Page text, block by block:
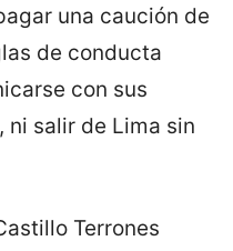
una caución de
de conducta
con sus
salir de Lima sin
Terrones